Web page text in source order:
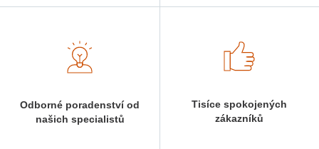
Odborné poradenství od
našich specialistů
Tisíce spokojených
zákazníků